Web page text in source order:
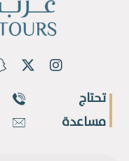
تحتاج
مساعدة